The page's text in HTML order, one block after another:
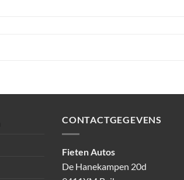
CONTACTGEGEVENS
Fieten Autos
De Hanekampen 20d